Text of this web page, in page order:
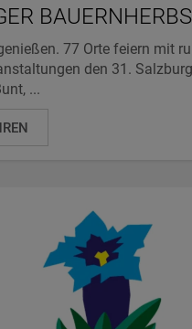
77 Orte feiern mit
den 31.
...